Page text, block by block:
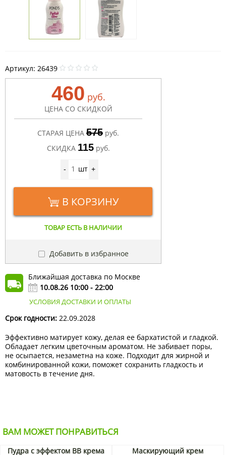
Артикул: 26439
460 руб.
ЦЕНА СО СКИДКОЙ
СТАРАЯ ЦЕНА 575 руб.
СКИДКА 115 руб.
- шт +
В КОРЗИНУ
ТОВАР ЕСТЬ В НАЛИЧИИ
Добавить в избранное
Ближайшая доставка по Москве
10.08.26 10:00 - 22:00
УСЛОВИЯ ДОСТАВКИ И ОПЛАТЫ
Срок годности: 22.09.2028
Эффективно матирует кожу, делая ее бархатистой и гладкой.
Обладает легким цветочным ароматом. Не забивает поры,
не осыпается, незаметна на коже. Подходит для жирной и
комбинированной кожи, поможет сохранить гладкость и
матовость в течение дня.
ВАМ МОЖЕТ ПОНРАВИТЬСЯ
Пудра с эффектом ВВ крема
Маскирующий крем